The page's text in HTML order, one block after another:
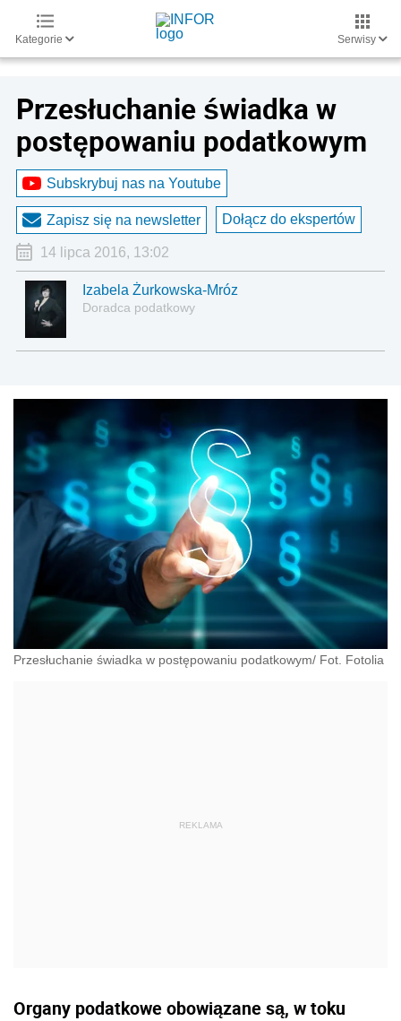
Kategorie Serwisy
Przesłuchanie świadka w
postępowaniu podatkowym
Subskrybuj nas na Youtube
Zapisz się na newsletter Dołącz do ekspertów
14 lipca 2016, 13:02
Izabela Żurkowska-Mróz
Doradca podatkowy
Przesłuchanie świadka w postępowaniu podatkowym/ Fot. Fotolia
Organy podatkowe obowiązane są, w toku